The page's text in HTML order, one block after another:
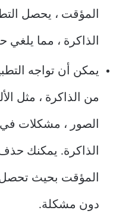
المؤقت ، يحصل
الذاكرة ، مما يلغي
يمكن أن تواجه
من الذاكرة ، مثل
الصور ، مشكلات
الذاكرة. يمكنك
المؤقت بحيث تحصل
دون مشكلة.